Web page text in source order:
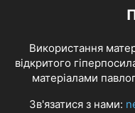
Використання
відкритого
матеріалами
Зв'язатися з нами: